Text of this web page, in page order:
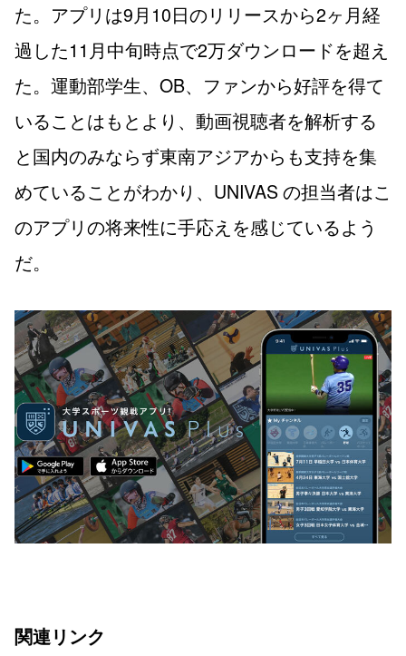
た。アプリは9月10日のリリースから2ヶ月経
過した11月中旬時点で2万ダウンロードを超え
た。運動部学生、OB、ファンから好評を得て
いることはもとより、動画視聴者を解析する
と国内のみならず東南アジアからも支持を集
めていることがわかり、UNIVAS の担当者はこ
のアプリの将来性に手応えを感じているよう
だ。
関連リンク